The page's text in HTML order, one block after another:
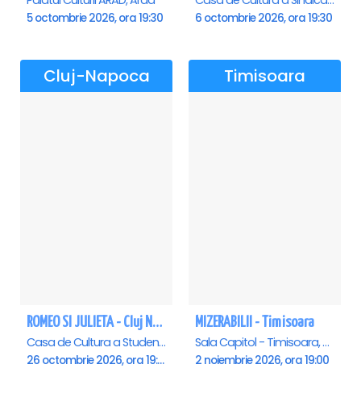
5 octombrie 2026, ora 19:30 6 octombrie 2026, ora 19:30
Cluj-Napoca
ROMEO SI JULIETA - Cluj Napoca
Casa de Cultura a Studentilor Dumitru Farcas, Cluj-Napoca
26 octombrie 2026, ora 19:00
Timisoara
MIZERABILII - Timisoara
Sala Capitol - Timisoara, Timisoara
2 noiembrie 2026, ora 19:00